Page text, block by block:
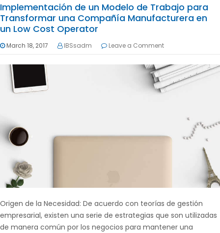
Implementación de un Modelo de Trabajo para
Transformar una Compañía Manufacturera en
un Low Cost Operator
March 18, 2017 IBSsadm Leave a Comment
Origen de la Necesidad: De acuerdo con teorías de gestión
empresarial, existen una serie de estrategias que son utilizadas
de manera común por los negocios para mantener una